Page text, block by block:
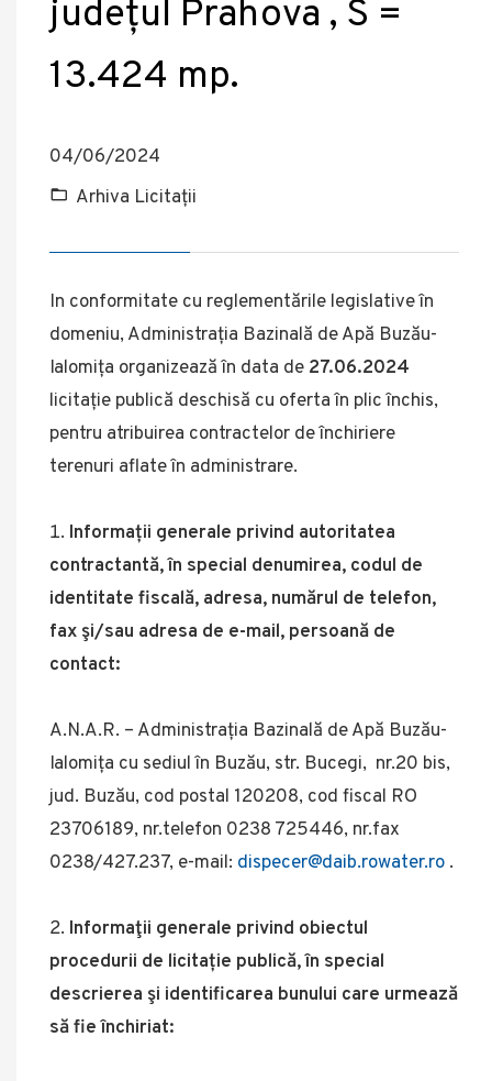
județul Prahova , S =
13.424 mp.
04/06/2024
Arhiva Licitații
In conformitate cu reglementările legislative în
domeniu, Administrația Bazinală de Apă Buzău-
Ialomița organizează în data de 27.06.2024
licitație publică deschisă cu oferta în plic închis,
pentru atribuirea contractelor de închiriere
terenuri aflate în administrare.
Informații generale privind autoritatea
contractantă, în special denumirea, codul de
identitate fiscală, adresa, numărul de telefon,
fax şi/sau adresa de e-mail, persoană de
contact:
A.N.A.R. – Administrația Bazinală de Apă Buzău-
Ialomița cu sediul în Buzău, str. Bucegi, nr.20 bis,
jud. Buzău, cod postal 120208, cod fiscal RO
23706189, nr.telefon 0238 725446, nr.fax
0238/427.237, e-mail: dispecer@daib.rowater.ro .
Informaţii generale privind obiectul
procedurii de licitație publică, în special
descrierea şi identificarea bunului care urmează
să fie închiriat: